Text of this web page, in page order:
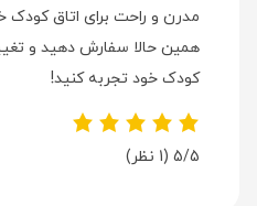
مدرن و راحت برای اتاق کودک
همین حالا سفارش دهید و
کودک خود تجربه کنید!
5/5 (1 نظر)